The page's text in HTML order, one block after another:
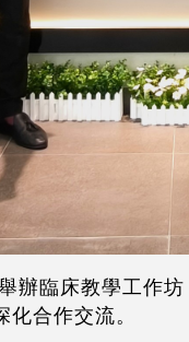
辦臨床教學工作
合作交流。